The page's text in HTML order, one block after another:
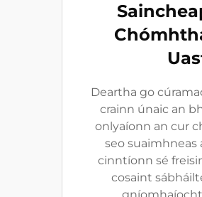
Deartha go
crainn únaic an
onlyaíonn an cur
seo suaimhneas
cinntíonn sé
cosaint